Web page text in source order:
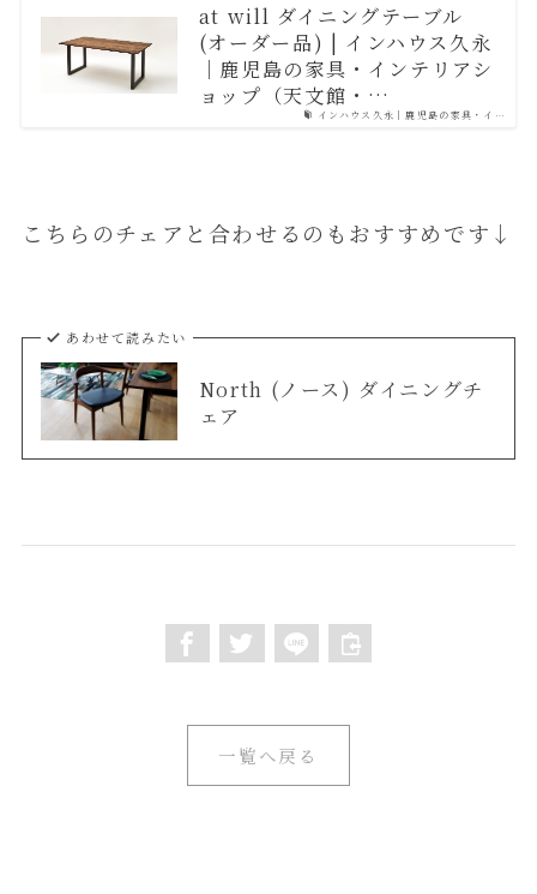
インハウス久永｜鹿児島の家具・イ…
at will ダイニングテーブル
(オーダー品) | インハウス久永
｜鹿児島の家具・インテリアシ
ョップ（天文館・…
こちらのチェアと合わせるのもおすすめです↓
あわせて読みたい
North (ノース) ダイニングチ
ェア
一覧へ戻る